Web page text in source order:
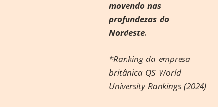
movendo nas
profundezas do
Nordeste.
*Ranking da empresa
britânica QS World
University Rankings (2024)